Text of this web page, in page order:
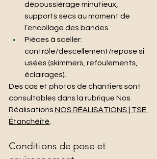
dépoussiérage minutieux,
supports secs au moment de
l’encollage des bandes.
Pièces à sceller:
contrôle/descellement/repose si
usées (skimmers, refoulements,
éclairages).
Des cas et photos de chantiers sont
consultables dans la rubrique Nos
Réalisations NOS RÉALISATIONS | TSE
Étanchéité.
Conditions de pose et